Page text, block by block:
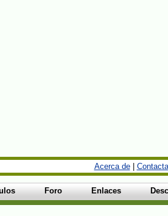
Acerca de|
Foro Enlaces